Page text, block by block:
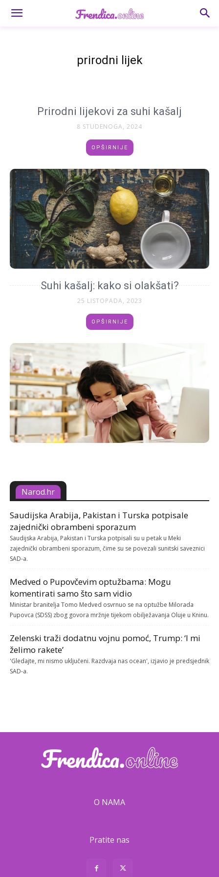
prirodni lijek
Prirodni lijekovi za suhi kašalj
8 STUDENOGA, 2024
OPŠIRNIJE
Suhi kašalj: kako si olakšati?
25 LISTOPADA, 2023
OPŠIRNIJE
Narod.hr
Saudijska Arabija, Pakistan i Turska potpisale
zajednički obrambeni sporazum
Saudijska Arabija, Pakistan i Turska potpisali su u petak u Meki
zajednički obrambeni sporazum, čime su se povezali sunitski saveznici
SAD-a.
Medved o Pupovčevim optužbama: Mogu
komentirati samo što sam vidio
Ministar branitelja Tomo Medved osvrnuo se na optužbe Milorada
Pupovca (SDSS) zbog govora mržnje tijekom obilježavanja Oluje u Kninu.
Zelenski traži dodatnu vojnu pomoć, Trump: ‘I mi
želimo rakete’
'Gledajte, mi nismo uključeni. Razdvaja nas ocean', izjavio je predsjednik
SAD-a.
O NAMA
Pratite nas